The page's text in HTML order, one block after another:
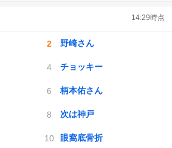
14:29時点
野崎さん
チョッキー
柄本佑さん
次は神戸
眼窩底骨折